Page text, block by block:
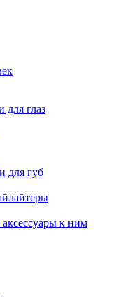
для глаз
для губ
к ним